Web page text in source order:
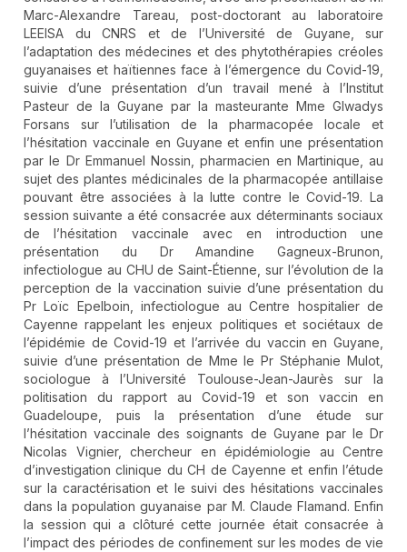
Marc-Alexandre Tareau, post-doctorant au laboratoire
LEEISA du CNRS et de l’Université de Guyane, sur
l’adaptation des médecines et des phytothérapies créoles
guyanaises et haïtiennes face à l’émergence du Covid-19,
suivie d’une présentation d’un travail mené à l’Institut
Pasteur de la Guyane par la masteurante Mme Glwadys
Forsans sur l’utilisation de la pharmacopée locale et
l’hésitation vaccinale en Guyane et enfin une présentation
par le Dr Emmanuel Nossin, pharmacien en Martinique, au
sujet des plantes médicinales de la pharmacopée antillaise
pouvant être associées à la lutte contre le Covid-19. La
session suivante a été consacrée aux déterminants sociaux
de l’hésitation vaccinale avec en introduction une
présentation du Dr Amandine Gagneux-Brunon,
infectiologue au CHU de Saint-Étienne, sur l’évolution de la
perception de la vaccination suivie d’une présentation du
Pr Loïc Epelboin, infectiologue au Centre hospitalier de
Cayenne rappelant les enjeux politiques et sociétaux de
l’épidémie de Covid-19 et l’arrivée du vaccin en Guyane,
suivie d’une présentation de Mme le Pr Stéphanie Mulot,
sociologue à l’Université Toulouse-Jean-Jaurès sur la
politisation du rapport au Covid-19 et son vaccin en
Guadeloupe, puis la présentation d’une étude sur
l’hésitation vaccinale des soignants de Guyane par le Dr
Nicolas Vignier, chercheur en épidémiologie au Centre
d’investigation clinique du CH de Cayenne et enfin l’étude
sur la caractérisation et le suivi des hésitations vaccinales
dans la population guyanaise par M. Claude Flamand. Enfin
la session qui a clôturé cette journée était consacrée à
l’impact des périodes de confinement sur les modes de vie